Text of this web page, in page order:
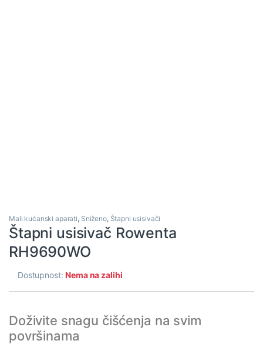
Mali kućanski aparati, Sniženo, Štapni usisivači
Štapni usisivač Rowenta
RH9690WO
Dostupnost:Nema na zalihi
Doživite snagu čišćenja na svim
površinama